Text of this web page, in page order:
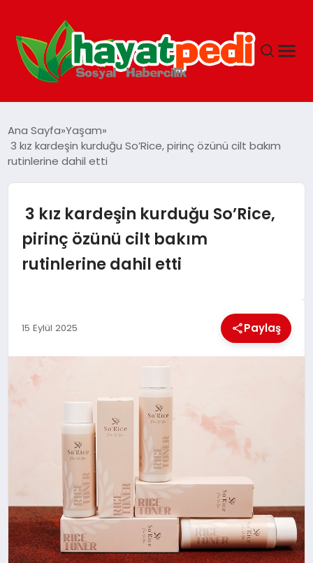
YAŞAM
GUNCEL
SAĞLIK
BESLENME
EĞITIM
Ana Sayfa Yaşam
3 kız kardeşin kurduğu So’Rice, pirinç özünü cilt bakım
rutinlerine dahil etti
3 kız kardeşin kurduğu So’Rice,
pirinç özünü cilt bakım
rutinlerine dahil etti
15 Eylül 2025 Paylaş